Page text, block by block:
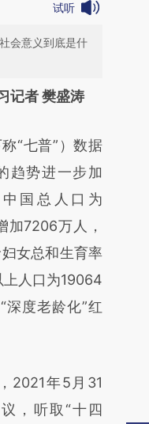
试听
会意义到底是什
者 樊盛涛
“七普”）数据
趋势进一步加
国总人口为
加7206万人，
女总和生育率
上人口为19064
深度老龄化”红
年5月31
，听取“十四